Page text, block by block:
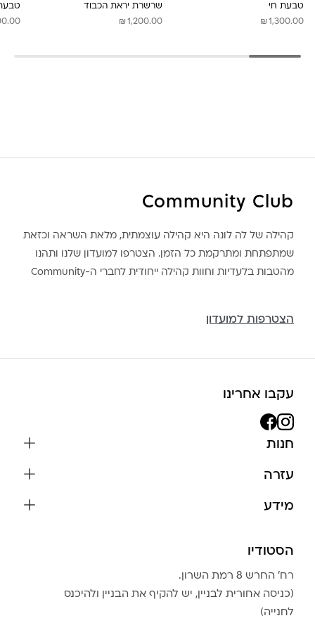
טבעת חי
₪ 1,300.00
שרשרת יראת הכבוד
₪ 1,200.00
Community Club
קהילה של לה לונה היא קהילה עוצמתית, מלאת השראה וכזאת
שמתפתחת ומתרקמת כל הזמן. הצטרפו למועדון שלנו ותהנו
מהטבות בלעדיות וחוות קהילה ייחודית לחברי ה-Community
הצטרפות למועדון
עקבו אחרינו
חנות
צמידים
בגדים
אביזרים
גברים
עזרה
צור קשר
מידע
שמירה על התכשיטים
הצהרת נגישות
טבלת מידות טבעות
Community Club
הסטודיו
רח׳ החרש 8 רמת השרון.
(כניסה אחורית לבניין, יש להקיף את הבניין ולהיכנס
לחנייה)